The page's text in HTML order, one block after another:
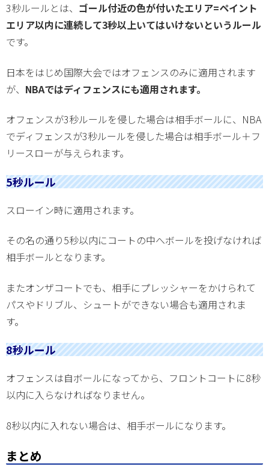
3秒ルールとは、 ゴール付近の色が付いたエリア=ペイント
エリア以内に連続して3秒以上いてはいけないというルール
です。
日本をはじめ国際大会ではオフェンスのみに適用されます
が、 NBAではディフェンスにも適用されます。
オフェンスが3秒ルールを侵した場合は相手ボールに、NBA
でディフェンスが3秒ルールを侵した場合は相手ボール＋フ
リースローが与えられます。
5秒ルール
スローイン時に適用されます。
その名の通り5秒以内にコートの中へボールを投げなければ
相手ボールとなります。
またオンザコートでも、相手にプレッシャーをかけられて
パスやドリブル、シュートができない場合も適用されま
す。
8秒ルール
オフェンスは自ボールになってから、フロントコートに8秒
以内に入らなければなりません。
8秒以内に入れない場合は、相手ボールになります。
まとめ